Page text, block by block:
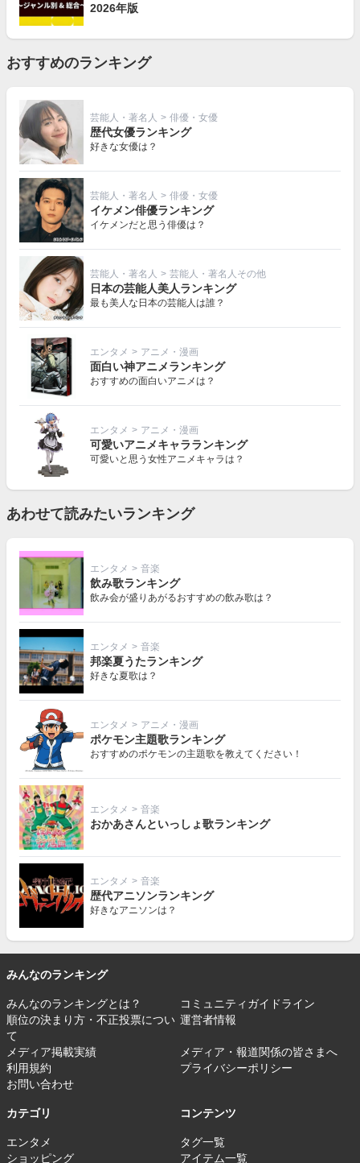
2026年版
おすすめのランキング
芸能人・著名人 > 俳優・女優
歴代女優ランキング
好きな女優は？
芸能人・著名人 > 俳優・女優
イケメン俳優ランキング
イケメンだと思う俳優は？
芸能人・著名人 > 芸能人・著名人その他
日本の芸能人美人ランキング
最も美人な日本の芸能人は誰？
エンタメ > アニメ・漫画
面白い神アニメランキング
おすすめの面白いアニメは？
エンタメ > アニメ・漫画
可愛いアニメキャラランキング
可愛いと思う女性アニメキャラは？
あわせて読みたいランキング
エンタメ > 音楽
飲み歌ランキング
飲み会が盛りあがるおすすめの飲み歌は？
エンタメ > 音楽
邦楽夏うたランキング
好きな夏歌は？
エンタメ > アニメ・漫画
ポケモン主題歌ランキング
おすすめのポケモンの主題歌を教えてください！
エンタメ > 音楽
おかあさんといっしょ歌ランキング
エンタメ > 音楽
歴代アニソンランキング
好きなアニソンは？
みんなのランキング
みんなのランキングとは？
コミュニティガイドライン
順位の決まり方・不正投票につい
て
運営者情報
メディア掲載実績
メディア・報道関係の皆さまへ
利用規約
プライバシーポリシー
お問い合わせ
カテゴリ
エンタメ
ショッピング
コンテンツ
タグ一覧
アイテム一覧